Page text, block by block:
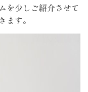
を少しご紹介させて
す。